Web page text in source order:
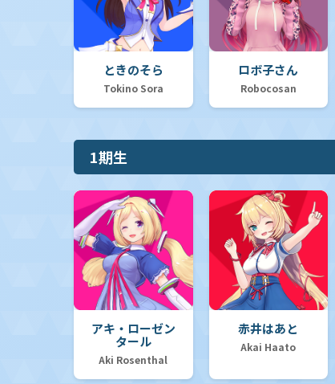
ときのそら
Tokino Sora
ロボ子さん
Robocosan
1期生
アキ・ローゼン
タール
Aki Rosenthal
赤井はあと
Akai Haato